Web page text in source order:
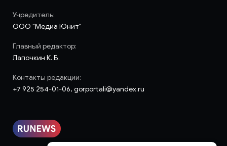
Учредитель:
ООО "Медиа Юнит"
Главный редактор:
Лапочкин К. Б.
Контакты редакции:
+7 925 254-01-06, gorportali@yandex.ru